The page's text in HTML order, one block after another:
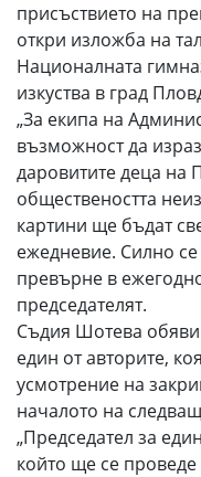
присъствието на
откри изложба на
Националната
изкуства в град
„За екипа на
възможност да
даровитите деца на
обществеността
картини ще бъдат
ежедневие. Силно
превърне в
председателят.
Съдия Шотева обяви
един от авторите,
усмотрение на
началото на
„Председател за
който ще се проведе